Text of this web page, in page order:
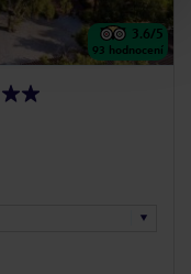
3.6/5
93 hodnocení